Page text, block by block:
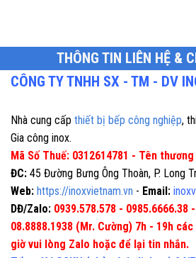
THÔNG TIN LIÊN HỆ &
CÔNG TY TNHH SX - TM - DV
Nhà cung cấp thiết bị bếp công nghiệp,
Gia công inox.
Mã Số Thuế: 0312614781 - Tên
ĐC: 45 Đường Bưng Ông Thoàn, P. Long
Web: https://inoxvietnam.vn - Email:
DĐ/Zalo: 0939.578.578 - 0985.6666.38
08.8888.1938 (Mr. Cường) 7h - 19h
giờ vui lòng Zalo hoặc để lại tin nhắn.